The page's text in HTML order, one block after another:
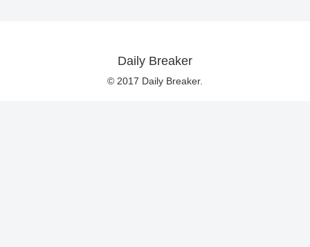
Daily Breaker
© 2017 Daily Breaker.